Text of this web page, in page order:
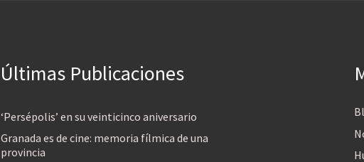
Últimas Publicaciones
‘Persépolis’ en su veinticinco aniversario
Granada es de cine: memoria fílmica de una
provincia